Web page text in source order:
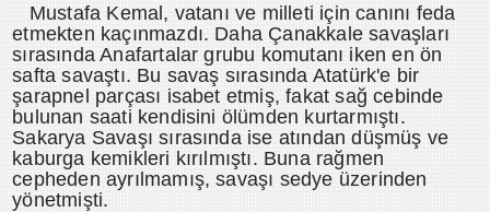
Mustafa Kemal, vatanı ve milleti için canını feda
etmekten kaçınmazdı. Daha Çanakkale savaşları
sırasında Anafartalar grubu komutanı iken en ön
safta savaştı. Bu savaş sırasında Atatürk'e bir
şarapnel parçası isabet etmiş, fakat sağ cebinde
bulunan saati kendisini ölümden kurtarmıştı.
Sakarya Savaşı sırasında ise atından düşmüş ve
kaburga kemikleri kırılmıştı. Buna rağmen
cepheden ayrılmamış, savaşı sedye üzerinden
yönetmişti.